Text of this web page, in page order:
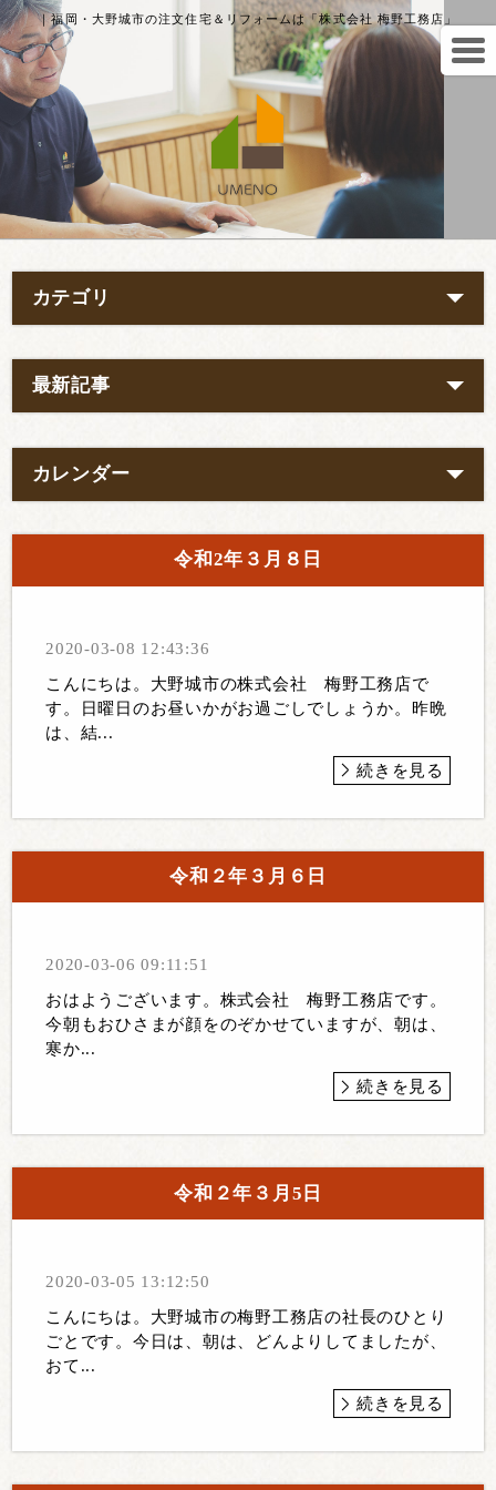
｜福岡・大野城市の注文住宅＆リフォームは「株式会社 梅野工務店」
カテゴリ
最新記事
カレンダー
令和2年３月８日
2020-03-08 12:43:36
こんにちは。大野城市の株式会社 梅野工務店で
す。日曜日のお昼いかがお過ごしでしょうか。昨晩
は、結...
続きを見る
令和２年３月６日
2020-03-06 09:11:51
おはようございます。株式会社 梅野工務店です。
今朝もおひさまが顔をのぞかせていますが、朝は、
寒か...
続きを見る
令和２年３月5日
2020-03-05 13:12:50
こんにちは。大野城市の梅野工務店の社長のひとり
ごとです。今日は、朝は、どんよりしてましたが、
おて...
続きを見る